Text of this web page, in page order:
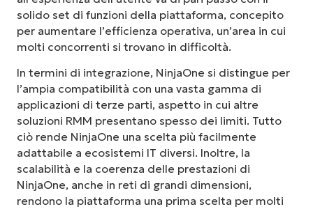
solido set di funzioni della piattaforma, concepito
per aumentare l’efficienza operativa, un’area in cui
molti concorrenti si trovano in difficoltà.
In termini di integrazione, NinjaOne si distingue per
l’ampia compatibilità con una vasta gamma di
applicazioni di terze parti, aspetto in cui altre
soluzioni RMM presentano spesso dei limiti. Tutto
ciò rende NinjaOne una scelta più facilmente
adattabile a ecosistemi IT diversi. Inoltre, la
scalabilità e la coerenza delle prestazioni di
NinjaOne, anche in reti di grandi dimensioni,
rendono la piattaforma una prima scelta per molti